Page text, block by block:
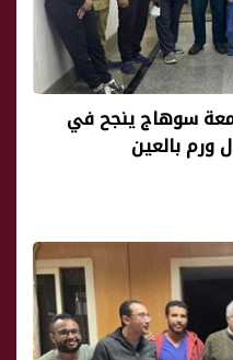
سوهاج ينجح في
ورم بالعين